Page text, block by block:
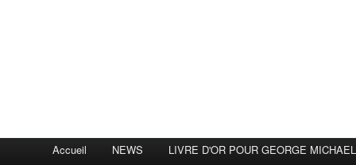
Accueil NEWS
LIVRE D'OR POUR GEORGE MICHAEL